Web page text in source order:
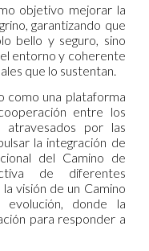
objetivo mejorar la
garantizando que
bello y seguro, sino
entorno y coherente
que lo sustentan.
como una plataforma
entre los
atravesados por las
la integración de
del Camino de
de diferentes
visión de un Camino
donde la
para responder a